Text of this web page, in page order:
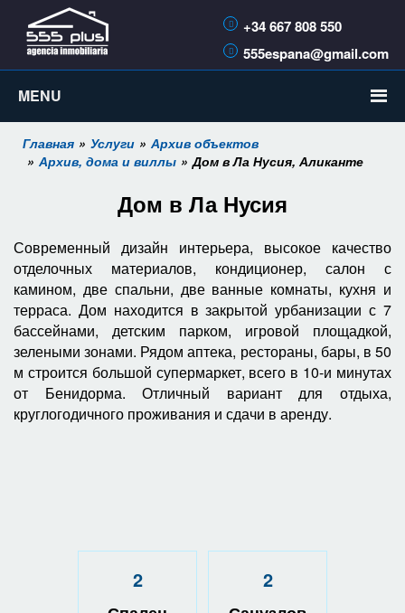
MENU
+34 667 808 550
555espana@gmail.com
Главная Услуги
Архив объектов
Архив, дома и виллы
Дом в Ла Нусия, Аликанте
Дом в Ла Нусия
Современный дизайн интерьера, высокое качество
отделочных материалов, кондиционер, салон с
камином, две спальни, две ванные комнаты, кухня и
терраса. Дом находится в закрытой урбанизации с 7
бассейнами, детским парком, игровой площадкой,
зелеными зонами. Рядом аптека, рестораны, бары, в 50
м строится большой супермаркет, всего в 10-и минутах
от Бенидорма. Отличный вариант для отдыха,
круглогодичного проживания и сдачи в аренду.
2 2